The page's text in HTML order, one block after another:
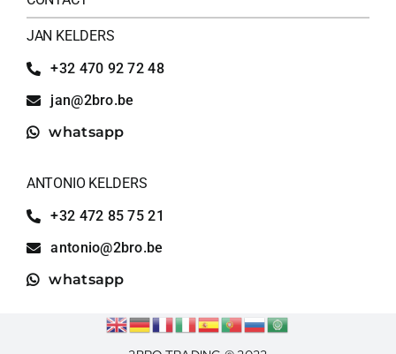
JAN KELDERS
+32 470 92 72 48
jan@2bro.be
whatsapp
ANTONIO KELDERS
+32 472 85 75 21
antonio@2bro.be
whatsapp